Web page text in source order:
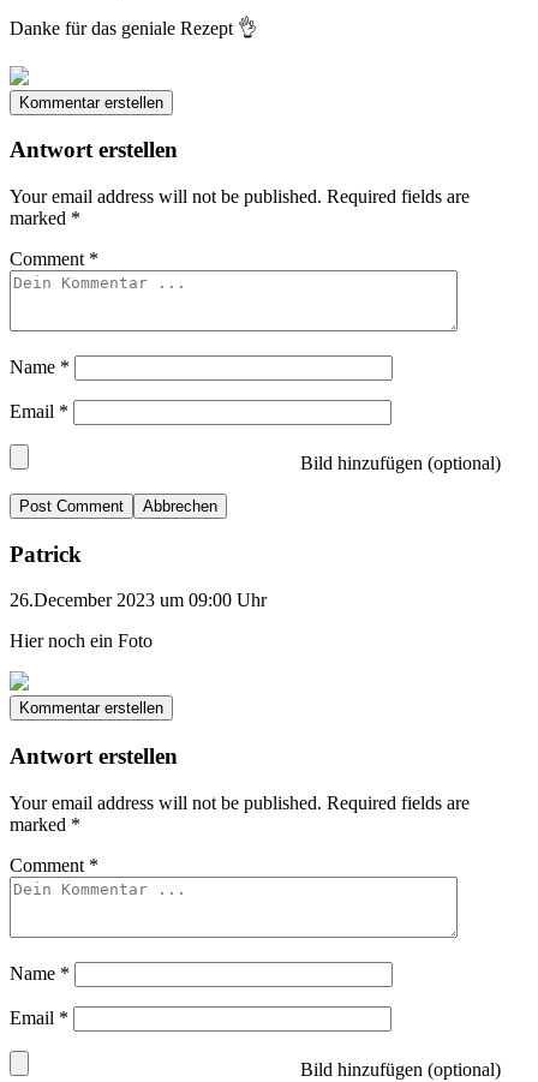
Danke für das geniale Rezept 👌
Kommentar erstellen
Antwort erstellen
Your email address will not be published. Required fields are
marked *
Comment *
Name *
Email *
Bild hinzufügen (optional)
Abbrechen
Patrick
26.December 2023 um 09:00 Uhr
Hier noch ein Foto
Kommentar erstellen
Antwort erstellen
Your email address will not be published. Required fields are
marked *
Comment *
Name *
Email *
Bild hinzufügen (optional)